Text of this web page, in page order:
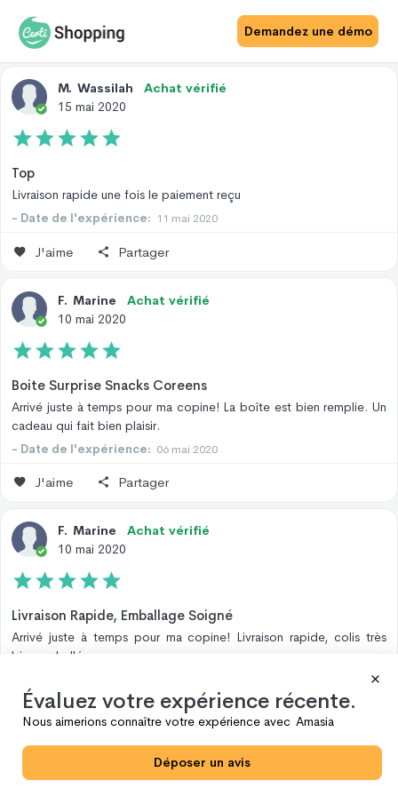
Demandez une démo
Avis Produit
M. Wassilah
Achat vérifié
15 mai 2020
Top
Livraison rapide une fois le paiement reçu
- Date de l'expérience: 11 mai 2020
J'aime Partager
F. Marine
Achat vérifié
10 mai 2020
Boite Surprise Snacks Coreens
Arrivé juste à temps pour ma copine! La boîte est bien remplie. Un
cadeau qui fait bien plaisir.
- Date de l'expérience: 06 mai 2020
J'aime Partager
F. Marine
Achat vérifié
10 mai 2020
Livraison Rapide, Emballage Soigné
Arrivé juste à temps pour ma copine! Livraison rapide, colis très
bien emballé.
J'aime Partager
07 mai 2020
Évaluez votre expérience récente.
Nous aimerions connaître votre expérience avec Amasia
Déposer un avis